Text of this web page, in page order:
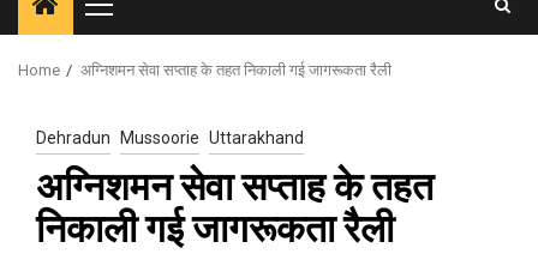
Primary
Menu
Home अग्निशमन सेवा सप्ताह के तहत निकाली गई जागरूकता रैली
Dehradun Mussoorie Uttarakhand
अग्निशमन सेवा सप्ताह के तहत
निकाली गई जागरूकता रैली